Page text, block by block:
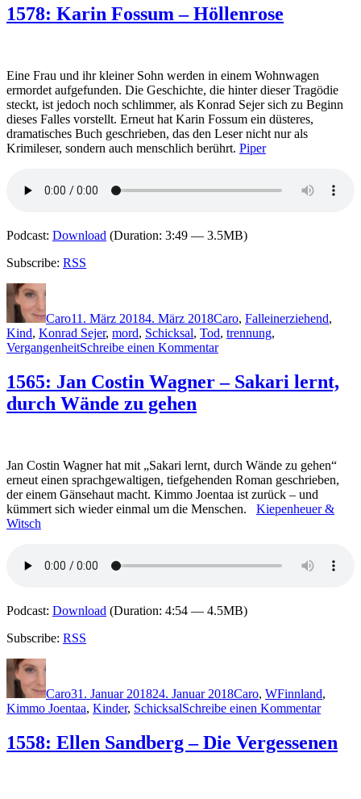
Niklas
Natt
1793
1578: Karin Fossum – Höllenrose
Eine Frau und ihr kleiner Sohn werden in einem Wohnwagen
ermordet aufgefunden. Die Geschichte, die hinter dieser Tragödie
steckt, ist jedoch noch schlimmer, als Konrad Sejer sich zu Beginn
dieses Falles vorstellt. Erneut hat Karin Fossum ein düsteres,
dramatisches Buch geschrieben, das den Leser nicht nur als
Krimileser, sondern auch menschlich berührt. Piper
Podcast: Download (Duration: 3:49 — 3.5MB)
Subscribe: RSS
Autor
Caro11. März 20184. März 2018Caro, Falleinerziehend,
Kind, Konrad Sejer, mord, Schicksal, Tod, trennung,
VergangenheitSchreibe einen Kommentarzu
Karin
Fossum
1565: Jan Costin Wagner – Sakari lernt,
durch Wände zu gehen
Jan Costin Wagner hat mit „Sakari lernt, durch Wände zu gehen“
erneut einen sprachgewaltigen, tiefgehenden Roman geschrieben,
der einem Gänsehaut macht. Kimmo Joentaa ist zurück – und
kümmert sich wieder einmal um die Menschen. Kiepenheuer &
Witsch
Podcast: Download (Duration: 4:54 — 4.5MB)
Subscribe: RSS
Autor
Caro31. Januar 201824. Januar 2018Caro, WFinnland,
Kimmo Joentaa, Kinder, SchicksalSchreibe einen Kommentarzu
Costin
1558: Ellen Sandberg – Die Vergessenen